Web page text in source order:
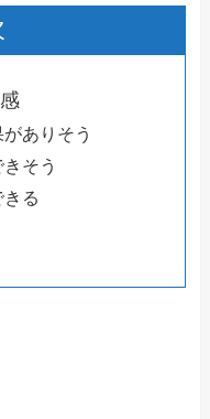
ありそう
そう
る